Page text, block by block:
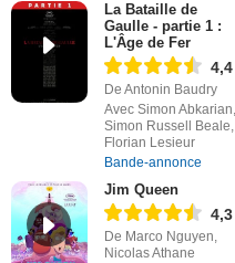
La Bataille de
Gaulle - partie 1 :
L'Âge de Fer
4,4
De Antonin Baudry
Avec Simon Abkarian,
Simon Russell Beale,
Florian Lesieur
Bande-annonce
Jim Queen
4,3
De Marco Nguyen,
Nicolas Athane